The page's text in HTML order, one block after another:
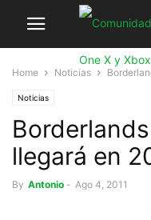
Home Noticias
Noticias
llegará en
By Antonio - Ago 4, 2011